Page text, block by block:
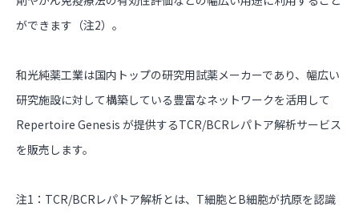
ができます（注2）。
和光純薬工業は国内トップの研究用試薬メーカーであり、幅広い
研究施設に対して構築している豊富なネットワークを活用して
Repertoire Genesis が提供するTCR/BCRレパトア解析サービス
を販売します。
注1：TCR/BCRレパトア解析とは、T細胞とB細胞が抗原を認識